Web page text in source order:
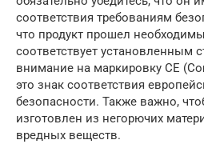
соответствия требованиям
что продукт прошел
соответствует установленным
внимание на маркировку CE
это знак соответствия
безопасности. Также важно,
изготовлен из негорючих
вредных веществ.